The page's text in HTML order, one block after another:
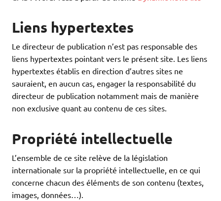
Liens hypertextes
Le directeur de publication n’est pas responsable des
liens hypertextes pointant vers le présent site. Les liens
hypertextes établis en direction d’autres sites ne
sauraient, en aucun cas, engager la responsabilité du
directeur de publication notamment mais de manière
non exclusive quant au contenu de ces sites.
Propriété intellectuelle
L’ensemble de ce site relève de la législation
internationale sur la propriété intellectuelle, en ce qui
concerne chacun des éléments de son contenu (textes,
images, données…).